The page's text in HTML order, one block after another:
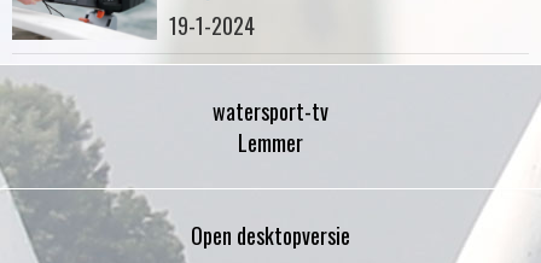
19-1-2024
watersport-tv
Lemmer
Open desktopversie